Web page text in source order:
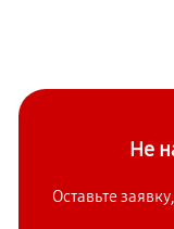
Не
Оставьте